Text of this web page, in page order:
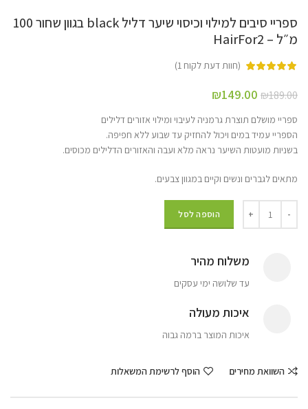
ספריי סיבים למילוי וכיסוי שיער דליל black בגוון שחור 100
מ״ל – HairFor2
(חוות דעת לקוח 1
)
₪189.00
₪149.00
ספריי מושלם תוצרת גרמניה לעיבוי ומילוי אזורים דלילים
הספריי עמיד במים ויכול להחזיק עד שבוע ללא חפיפה.
בשניות מועטות השיער נראה מלא ועבה והאזורים הדלילים מכוסים.
מתאים לגברים ונשים וקיים במגוון צבעים.
הוספה לסל
משלוח מהיר
עד שלושה ימי עסקים
איכות מעולה
איכות המוצר ברמה גבוה
השוואת מחירים הוסף לרשימת המשאלות